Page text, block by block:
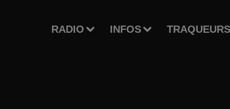
RADIO INFOS